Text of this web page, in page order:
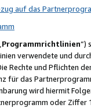
auf das
Programmrichtlinien“)
verwendete und
Rechte und Pflichten
für das
wird hiermit
oder